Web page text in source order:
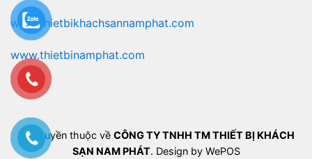
www.thietbikhachsannamphat.com
www.thietbinamphat.com
Bản quyền thuộc về CÔNG TY TNHH TM THIẾT BỊ KHÁCH
SẠN NAM PHÁT. Design by WePOS